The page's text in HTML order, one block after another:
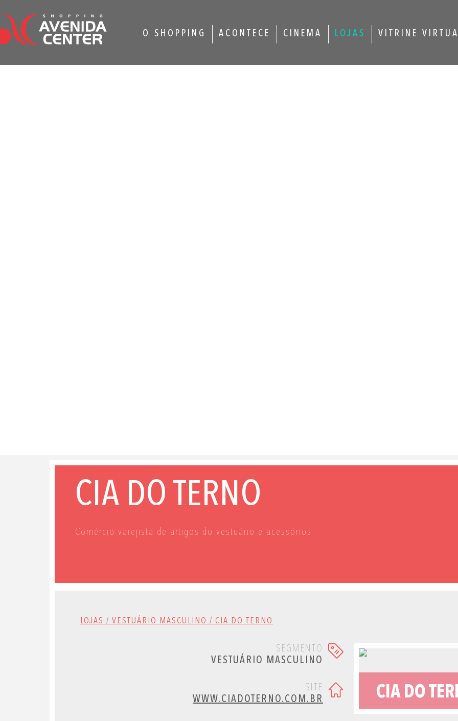
O SHOPPING ACONTECE CINEMA LOJAS VITRINE
CIA DO TERNO
Comércio varejista de artigos do vestuário e acessórios
LOJAS / VESTUÁRIO MASCULINO / CIA DO TERNO
SEGMENTO
VESTUÁRIO MASCULINO
SITE
WWW.CIADOTERNO.COM.BR
CIA DO